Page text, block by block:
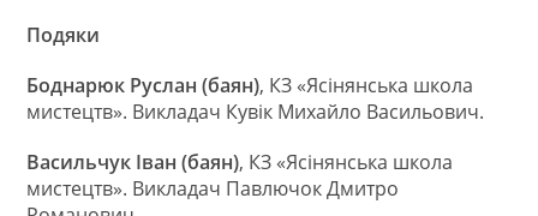
Подяки
Боднарюк Руслан (баян), КЗ «Ясінянська школа
мистецтв». Викладач Кувік Михайло Васильович.
Васильчук Іван (баян), КЗ «Ясінянська школа
мистецтв». Викладач Павлючок Дмитро